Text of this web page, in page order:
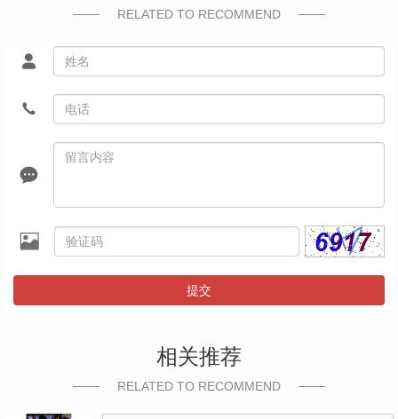
RELATED TO RECOMMEND
提交
相关推荐
RELATED TO RECOMMEND